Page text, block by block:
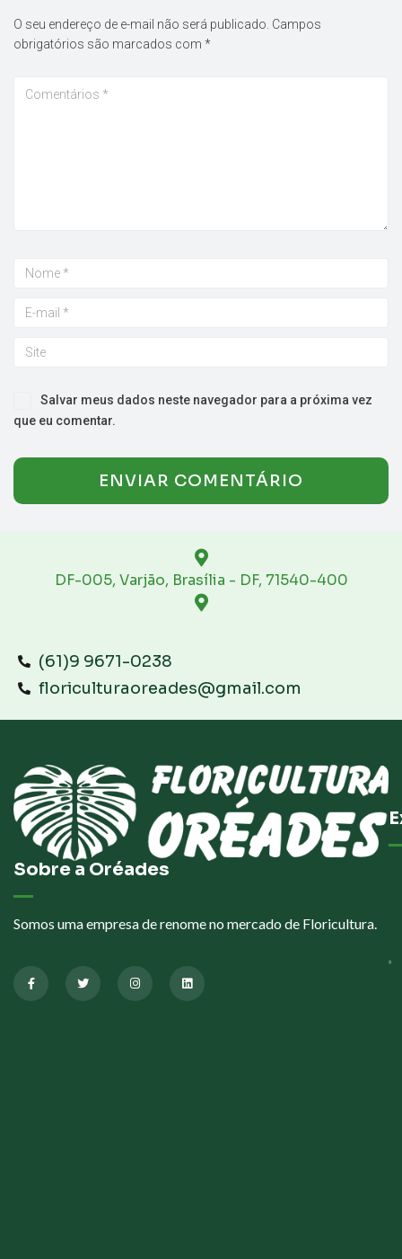
O seu endereço de e-mail não será publicado. Campos
obrigatórios são marcados com *
Salvar meus dados neste navegador para a próxima vez
que eu comentar.
DF-005, Varjão, Brasília - DF, 71540-400
(61)9 9671-0238
floriculturaoreades@gmail.com
Sobre a Oréades
Somos uma empresa de renome no mercado de Floricultura.